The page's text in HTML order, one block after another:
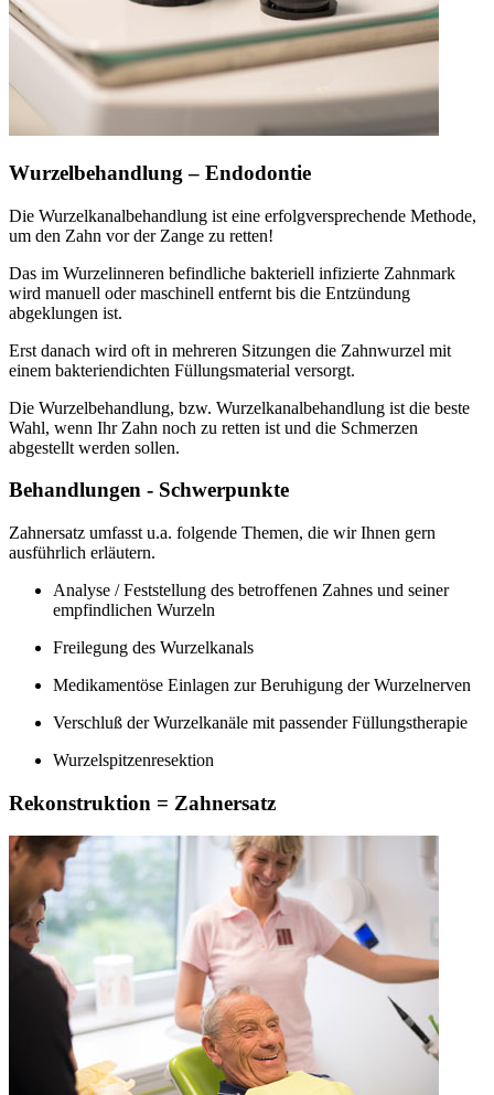
Wurzelbehandlung – Endodontie
Die Wurzelkanalbehandlung ist eine erfolgversprechende Methode,
um den Zahn vor der Zange zu retten!
Das im Wurzelinneren befindliche bakteriell infizierte Zahnmark
wird manuell oder maschinell entfernt bis die Entzündung
abgeklungen ist.
Erst danach wird oft in mehreren Sitzungen die Zahnwurzel mit
einem bakteriendichten Füllungsmaterial versorgt.
Die Wurzelbehandlung, bzw. Wurzelkanalbehandlung ist die beste
Wahl, wenn Ihr Zahn noch zu retten ist und die Schmerzen
abgestellt werden sollen.
Behandlungen - Schwerpunkte
Zahnersatz umfasst u.a. folgende Themen, die wir Ihnen gern
ausführlich erläutern.
Analyse / Feststellung des betroffenen Zahnes und seiner
empfindlichen Wurzeln
Freilegung des Wurzelkanals
Medikamentöse Einlagen zur Beruhigung der Wurzelnerven
Verschluß der Wurzelkanäle mit passender Füllungstherapie
Wurzelspitzenresektion
Rekonstruktion = Zahnersatz